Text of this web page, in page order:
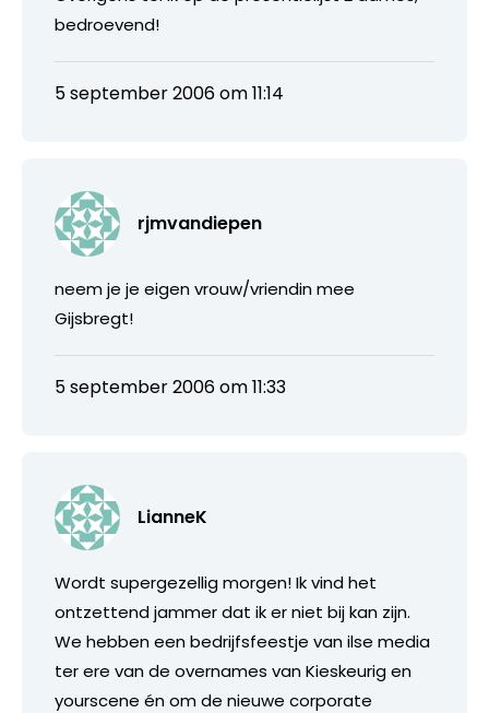
bedroevend!
5 september 2006 om 11:14
rjmvandiepen
neem je je eigen vrouw/vriendin mee
Gijsbregt!
5 september 2006 om 11:33
LianneK
Wordt supergezellig morgen! Ik vind het
ontzettend jammer dat ik er niet bij kan zijn.
We hebben een bedrijfsfeestje van ilse media
ter ere van de overnames van Kieskeurig en
yourscene én om de nieuwe corporate